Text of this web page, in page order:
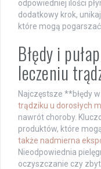
odpowiedniej ilości
dodatkowy krok,
które mogą
Błędy i
leczeniu
Najczęstsze **błędy
trądziku u dorosłych
nawrót choroby.
produktów, które
także nadmierna
Nieodpowiednia
oczyszczanie czy